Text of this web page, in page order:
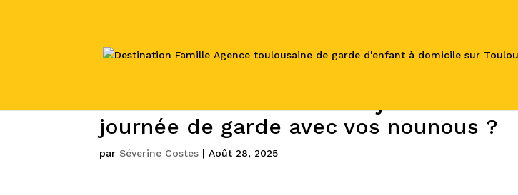
journée de garde avec vos nounous ?
par Séverine Costes | Août 28, 2025